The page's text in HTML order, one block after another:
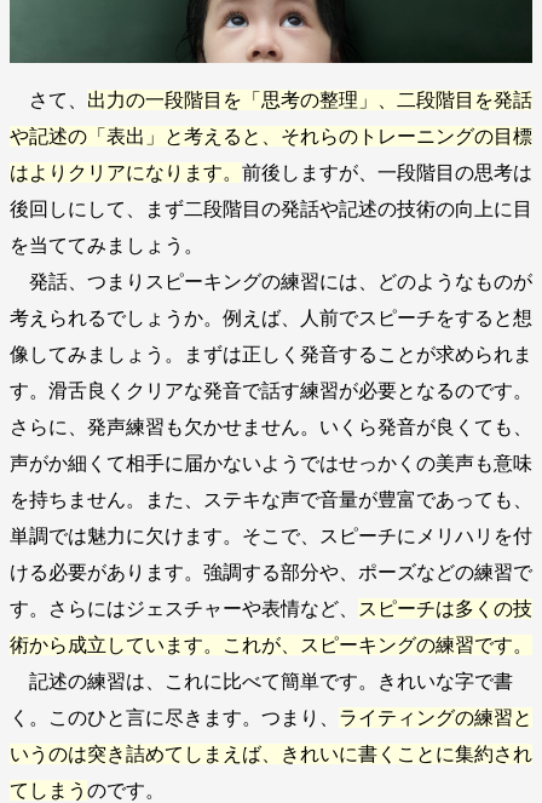
さて、 出力の一段階目を「思考の整理」、二段階目を発話
や記述の「表出」と考えると、それらのトレーニングの目標
はよりクリアになります。 前後しますが、一段階目の思考は
後回しにして、まず二段階目の発話や記述の技術の向上に目
を当ててみましょう。
発話、つまりスピーキングの練習には、どのようなものが
考えられるでしょうか。例えば、人前でスピーチをすると想
像してみましょう。まずは正しく発音することが求められま
す。滑舌良くクリアな発音で話す練習が必要となるのです。
さらに、発声練習も欠かせません。いくら発音が良くても、
声がか細くて相手に届かないようではせっかくの美声も意味
を持ちません。また、ステキな声で音量が豊富であっても、
単調では魅力に欠けます。そこで、スピーチにメリハリを付
ける必要があります。強調する部分や、ポーズなどの練習で
す。さらにはジェスチャーや表情など、 スピーチは多くの技
術から成立しています。これが、スピーキングの練習です。
記述の練習は、これに比べて簡単です。きれいな字で書
く。このひと言に尽きます。つまり、 ライティングの練習と
いうのは突き詰めてしまえば、きれいに書くことに集約され
てしまう のです。